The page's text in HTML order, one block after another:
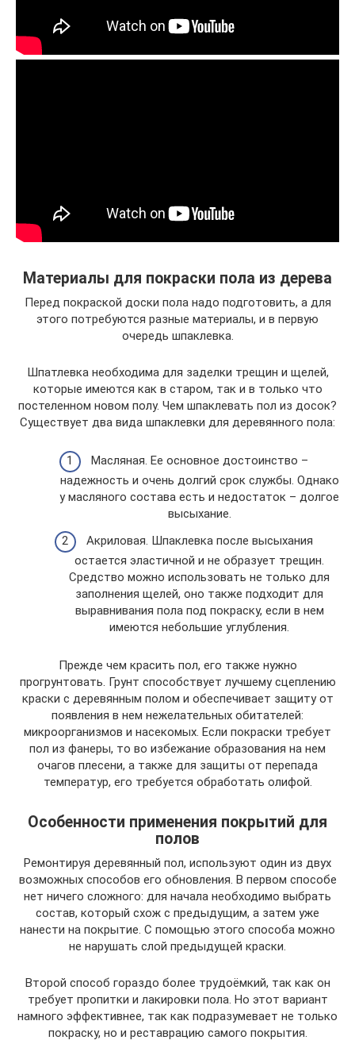
Материалы для покраски пола из дерева
Перед покраской доски пола надо подготовить, а для
этого потребуются разные материалы, и в первую
очередь шпаклевка.
Шпатлевка необходима для заделки трещин и щелей,
которые имеются как в старом, так и в только что
постеленном новом полу. Чем шпаклевать пол из досок?
Существует два вида шпаклевки для деревянного пола:
Масляная. Ее основное достоинство –
надежность и очень долгий срок службы. Однако
у масляного состава есть и недостаток – долгое
высыхание.
Акриловая. Шпаклевка после высыхания
остается эластичной и не образует трещин.
Средство можно использовать не только для
заполнения щелей, оно также подходит для
выравнивания пола под покраску, если в нем
имеются небольшие углубления.
Прежде чем красить пол, его также нужно
прогрунтовать. Грунт способствует лучшему сцеплению
краски с деревянным полом и обеспечивает защиту от
появления в нем нежелательных обитателей:
микроорганизмов и насекомых. Если покраски требует
пол из фанеры, то во избежание образования на нем
очагов плесени, а также для защиты от перепада
температур, его требуется обработать олифой.
Особенности применения покрытий для
полов
Ремонтируя деревянный пол, используют один из двух
возможных способов его обновления. В первом способе
нет ничего сложного: для начала необходимо выбрать
состав, который схож с предыдущим, а затем уже
нанести на покрытие. С помощью этого способа можно
не нарушать слой предыдущей краски.
Второй способ гораздо более трудоёмкий, так как он
требует пропитки и лакировки пола. Но этот вариант
намного эффективнее, так как подразумевает не только
покраску, но и реставрацию самого покрытия.